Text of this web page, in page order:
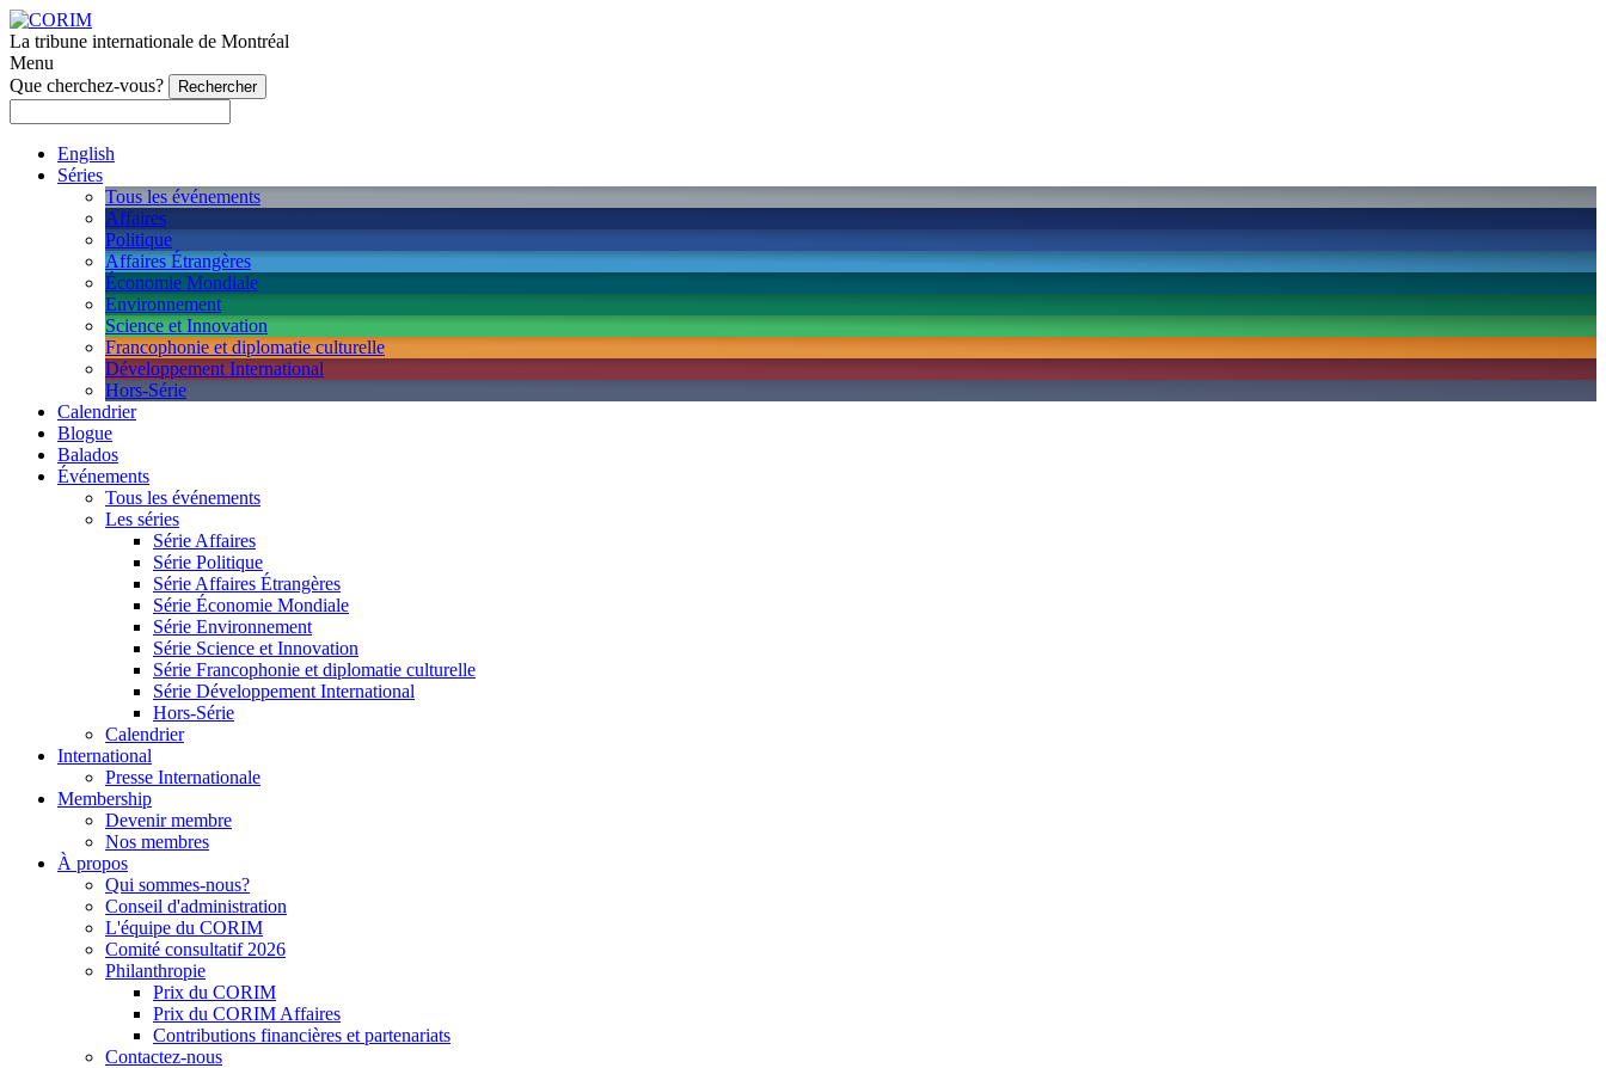
La tribune internationale de Montréal
Menu
Que cherchez-vous?
English
Séries
Tous les événements
Affaires
Politique
Affaires Étrangères
Économie Mondiale
Environnement
Science et Innovation
Francophonie et diplomatie culturelle
Développement International
Hors-Série
Calendrier
Blogue
Balados
Événements
Tous les événements
Les séries
Série Affaires
Série Politique
Série Affaires Étrangères
Série Économie Mondiale
Série Environnement
Série Science et Innovation
Série Francophonie et diplomatie culturelle
Série Développement International
Hors-Série
Calendrier
International
Presse Internationale
Membership
Devenir membre
Nos membres
À propos
Qui sommes-nous?
Conseil d'administration
L'équipe du CORIM
Comité consultatif 2026
Philanthropie
Prix du CORIM
Prix du CORIM Affaires
Contributions financières et partenariats
Contactez-nous